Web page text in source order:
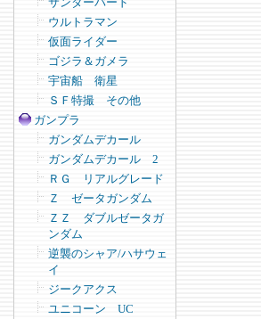
ウルトラマン
仮面ライダー
ゴジラ＆ガメラ
宇宙船 衛星
ＳＦ特撮 その他
ガンプラ
ガンダムデカール
ガンダムデカール 2
ＲＧ リアルグレード
Ｚ ゼータガンダム
ＺＺ ダブルゼータガ
ンダム
逆襲のシャア/ハサウェ
イ
ジークアクス
ユニコーン UC